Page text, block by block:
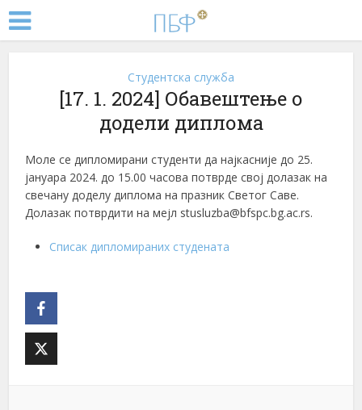
Студентска служба
[17. 1. 2024] Обавештење о
додели диплома
Моле се дипломирани студенти да најкасније до 25.
јануара 2024. до 15.00 часова потврде свој долазак на
свечану доделу диплома на празник Светог Саве.
Долазак потврдити на мејл stusluzba@bfspc.bg.ac.rs.
Списак дипломираних студената